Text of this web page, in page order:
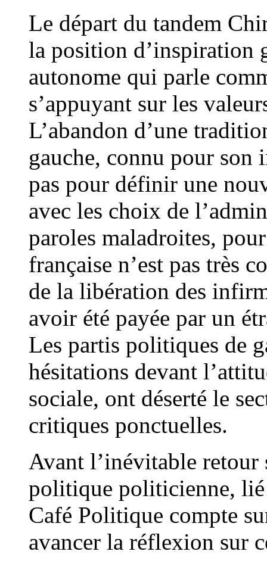
Le départ du tandem
la position d’inspiration
autonome qui parle
s’appuyant sur les
L’abandon d’une
gauche, connu pour son
pas pour définir une
avec les choix de
paroles maladroites,
française n’est pas très
de la libération des
avoir été payée par un
Les partis politiques de
hésitations devant
sociale, ont déserté le
critiques ponctuelles.
Avant l’inévitable retour
politique politicienne,
Café Politique compte
avancer la réflexion sur